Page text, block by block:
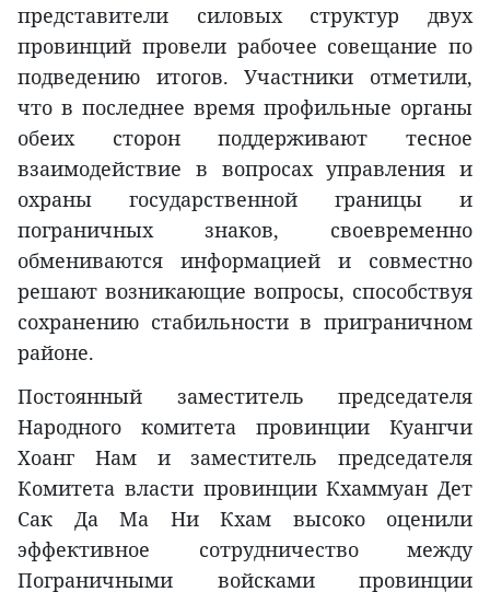
представители силовых структур двух
провинций провели рабочее совещание по
подведению итогов. Участники отметили,
что в последнее время профильные органы
обеих сторон поддерживают тесное
взаимодействие в вопросах управления и
охраны государственной границы и
пограничных знаков, своевременно
обмениваются информацией и совместно
решают возникающие вопросы, способствуя
сохранению стабильности в приграничном
районе.
Постоянный заместитель председателя
Народного комитета провинции Куангчи
Хоанг Нам и заместитель председателя
Комитета власти провинции Кхаммуан Дет
Сак Да Ма Ни Кхам высоко оценили
эффективное сотрудничество между
Пограничными войсками провинции